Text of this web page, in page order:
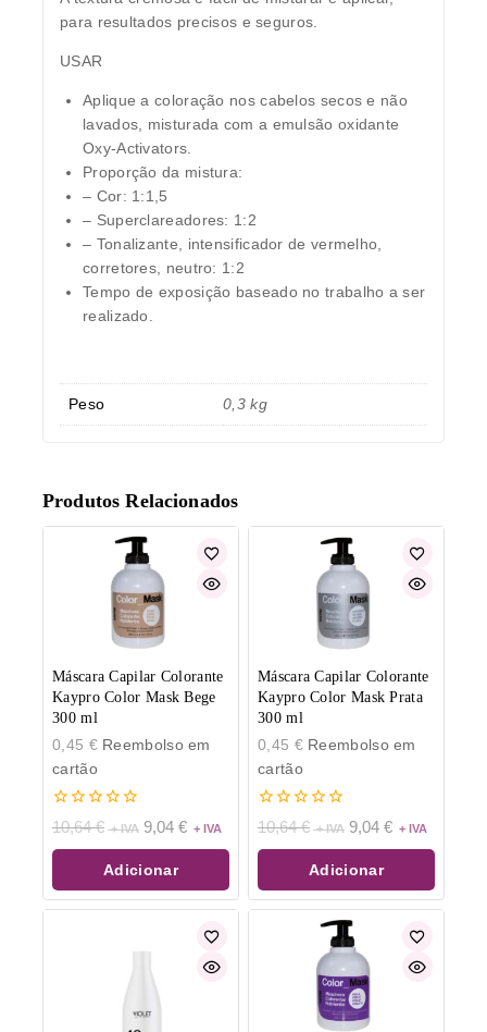
para resultados precisos e seguros.
USAR
Aplique a coloração nos cabelos secos e não
lavados, misturada com a emulsão oxidante
Oxy-Activators.
Proporção da mistura:
– Cor: 1:1,5
– Superclareadores: 1:2
– Tonalizante, intensificador de vermelho,
corretores, neutro: 1:2
Tempo de exposição baseado no trabalho a ser
realizado.
Peso 0,3 kg
Produtos Relacionados
Máscara Capilar Colorante
Kaypro Color Mask Bege
300 ml
0,45 €Reembolso em
cartão
0
de
5
10,64€ 9,04 €
Adicionar
Máscara Capilar Colorante
Kaypro Color Mask Prata
300 ml
0,45 €Reembolso em
cartão
0
de
5
10,64€ 9,04 €
Adicionar